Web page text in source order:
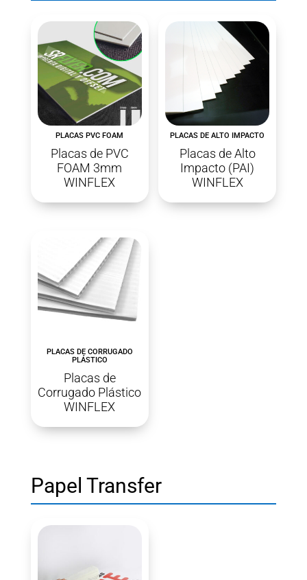
PLACAS PVC FOAM
Placas de PVC
FOAM 3mm
WINFLEX
PLACAS DE ALTO IMPACTO
Placas de Alto
Impacto (PAI)
WINFLEX
PLACAS DE CORRUGADO
PLÁSTICO
Placas de
Corrugado Plástico
WINFLEX
Papel Transfer